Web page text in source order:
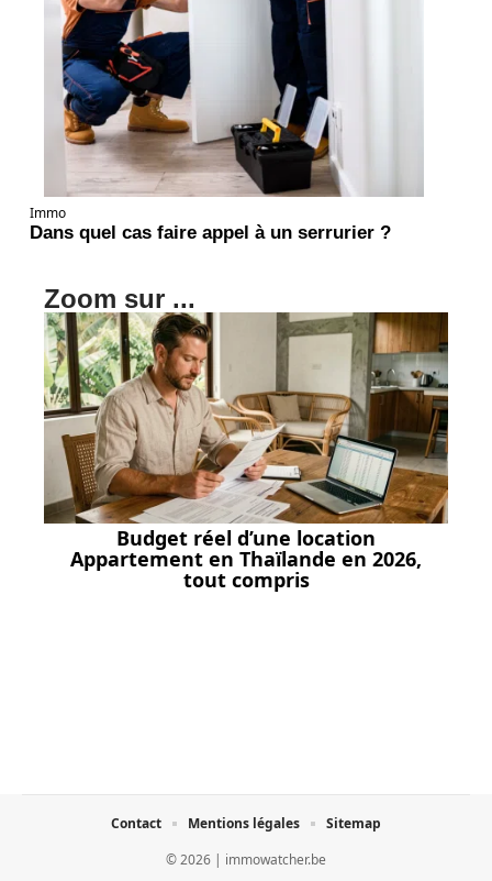
Immo
Dans quel cas faire appel à un serrurier ?
Zoom sur ...
Budget réel d’une location
Appartement en Thaïlande en 2026,
tout compris
© 2026 | immowatcher.be
Contact Mentions légales Sitemap